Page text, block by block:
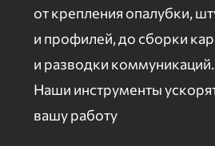
от крепления опалубки,
и профилей, до сборки
и разводки коммуникаций.
Наши инструменты
вашу работу